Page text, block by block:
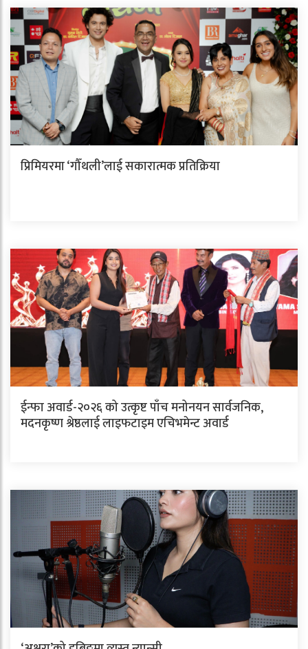
प्रिमियरमा ‘गौँथली’लाई सकारात्मक प्रतिक्रिया
ईन्फा अवार्ड-२०२६ को उत्कृष्ट पाँच मनोनयन सार्वजनिक,
मदनकृष्ण श्रेष्ठलाई लाइफटाइम एचिभमेन्ट अवार्ड